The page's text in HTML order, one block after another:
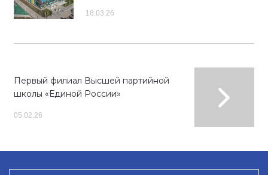
18.03.26
Первый филиал Высшей партийной
школы «Единой России»
05.02.26